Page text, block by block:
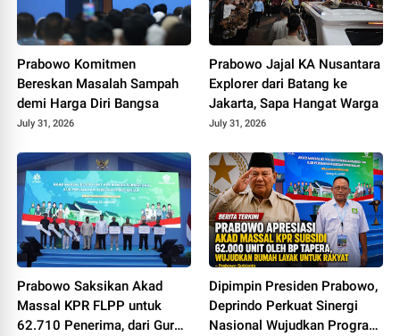
Prabowo Komitmen
Bereskan Masalah Sampah
demi Harga Diri Bangsa
July 31, 2026
Prabowo Jajal KA Nusantara
Explorer dari Batang ke
Jakarta, Sapa Hangat Warga
July 31, 2026
Prabowo Saksikan Akad
Massal KPR FLPP untuk
62.710 Penerima, dari Guru
Dipimpin Presiden Prabowo,
Deprindo Perkuat Sinergi
Nasional Wujudkan Program